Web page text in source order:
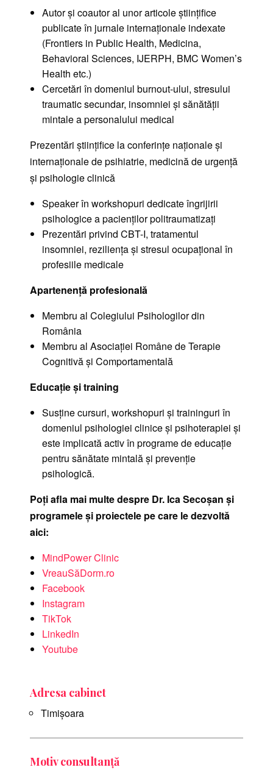
Autor și coautor al unor articole științifice
publicate în jurnale internaționale indexate
(Frontiers in Public Health, Medicina,
Behavioral Sciences, IJERPH, BMC Women’s
Health etc.)
Cercetări în domeniul burnout-ului, stresului
traumatic secundar, insomniei și sănătății
mintale a personalului medical
Prezentări științifice la conferințe naționale și
internaționale de psihiatrie, medicină de urgență
și psihologie clinică
Speaker în workshopuri dedicate îngrijirii
psihologice a pacienților politraumatizați
Prezentări privind CBT-I, tratamentul
insomniei, reziliența și stresul ocupațional în
profesiile medicale
Apartenență profesională
Membru al Colegiului Psihologilor din
România
Membru al Asociației Române de Terapie
Cognitivă și Comportamentală
Educație și training
Susține cursuri, workshopuri și traininguri în
domeniul psihologiei clinice și psihoterapiei și
este implicată activ în programe de educație
pentru sănătate mintală și prevenție
psihologică.
Poți afla mai multe despre Dr. Ica Secoșan și
programele și proiectele pe care le dezvoltă
aici:
MindPower Clinic
VreauSăDorm.ro
Facebook
Instagram
TikTok
LinkedIn
Youtube
Adresa cabinet
Timișoara
Motiv consultanță